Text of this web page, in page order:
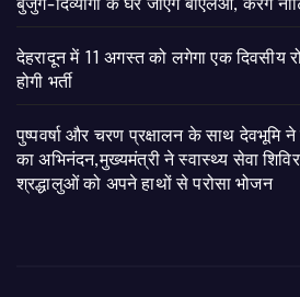
बुजुर्ग-दिव्यांगों के घर जाएंगे बीएलओ, करेंगे
​देहरादून में 11 अगस्त को लगेगा एक दिवसीय
होगी भर्ती
पुष्पवर्षा और चरण प्रक्षालन के साथ देवभूमि
का अभिनंदन,मुख्यमंत्री ने स्वास्थ्य सेवा
श्रद्धालुओं को अपने हाथों से परोसा भोजन